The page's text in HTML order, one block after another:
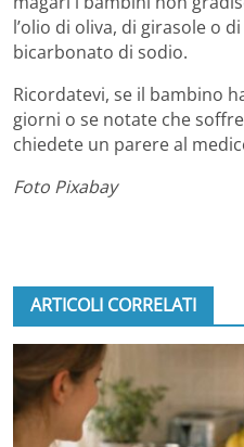
l’olio di oliva, di girasole o
bicarbonato di sodio.
Ricordatevi, se il bambino
giorni o se notate che
chiedete un parere al
Foto Pixabay
ARTICOLI CORRELATI